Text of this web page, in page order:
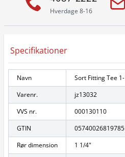
Hverdage 8-16
Specifikationer
Navn
Sort Fitting Tee
Varenr.
jz13032
VVS nr.
000130110
GTIN
05740026819785
Rør dimension
1 1/4"